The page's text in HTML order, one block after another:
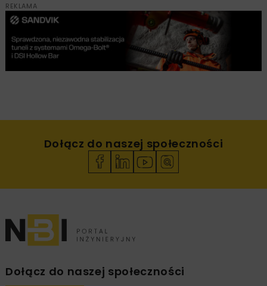
REKLAMA
Dołącz do naszej społeczności
Dołącz do naszej społeczności